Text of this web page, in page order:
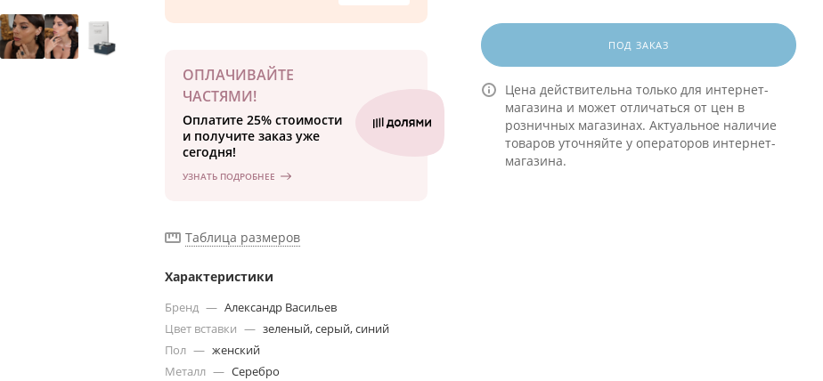
ОПЛАЧИВАЙТЕ
ЧАСТЯМИ!
Оплатите 25% стоимости
и получите заказ уже
сегодня!
УЗНАТЬ ПОДРОБНЕЕ
Таблица размеров
Характеристики
Бренд — Александр Васильев
Цвет вставки — зеленый, серый, синий
Пол — женский
Металл — Серебро
ПОД ЗАКАЗ
Цена действительна только для интернет-
магазина и может отличаться от цен в
розничных магазинах. Актуальное наличие
товаров уточняйте у операторов интернет-
магазина.